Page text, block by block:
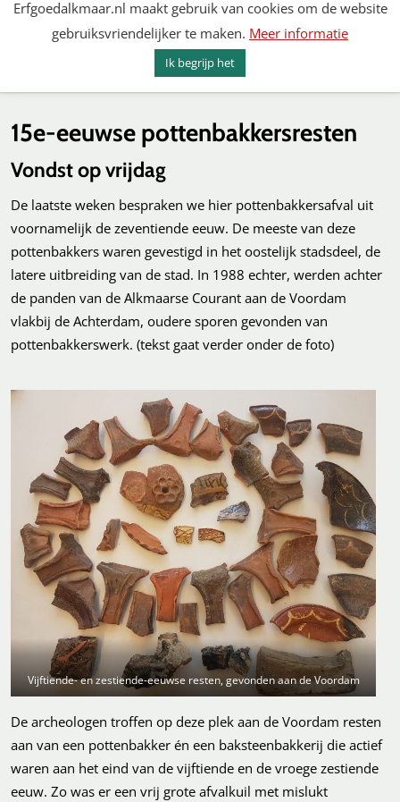
Spring
Erfgoedalkmaar.nl maakt gebruik van cookies om de website
gebruiksvriendelijker te maken. Meer informatie
Ik begrijp het
15e-eeuwse pottenbakkersresten
Vondst op vrijdag
De laatste weken bespraken we hier pottenbakkersafval uit
voornamelijk de zeventiende eeuw. De meeste van deze
pottenbakkers waren gevestigd in het oostelijk stadsdeel, de
latere uitbreiding van de stad. In 1988 echter, werden achter
de panden van de Alkmaarse Courant aan de Voordam
vlakbij de Achterdam, oudere sporen gevonden van
pottenbakkerswerk. (tekst gaat verder onder de foto)
Vijftiende- en zestiende-eeuwse resten, gevonden aan de Voordam
De archeologen troffen op deze plek aan de Voordam resten
aan van een pottenbakker én een baksteenbakkerij die actief
waren aan het eind van de vijftiende en de vroege zestiende
eeuw. Zo was er een vrij grote afvalkuil met mislukt